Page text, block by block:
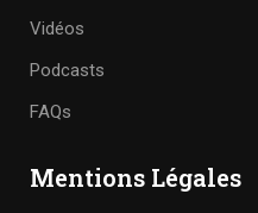
Vidéos
Podcasts
FAQs
Mentions Légales